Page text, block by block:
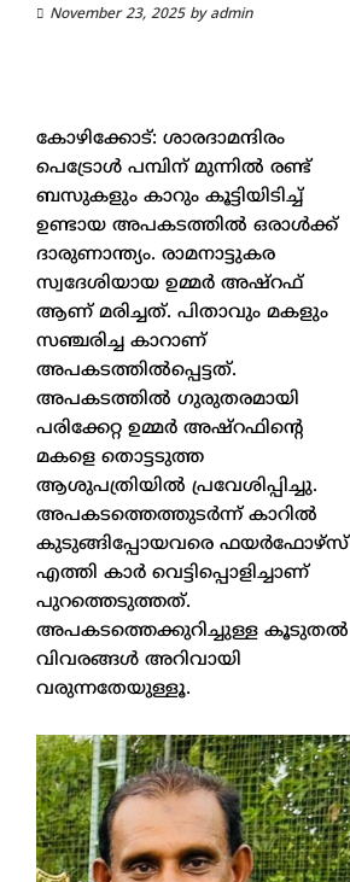
November 23, 2025by admin
കോഴിക്കോട്: ശാരദാമന്ദിരം
പെട്രോൾ പമ്പിന് മുന്നിൽ രണ്ട്
ബസുകളും കാറും കൂട്ടിയിടിച്ച്
ഉണ്ടായ അപകടത്തിൽ ഒരാൾക്ക്
ദാരുണാന്ത്യം. രാമനാട്ടുകര
സ്വദേശിയായ ഉമ്മർ അഷ്റഫ്
ആണ് മരിച്ചത്. പിതാവും മകളും
സഞ്ചരിച്ച കാറാണ്
അപകടത്തിൽപ്പെട്ടത്.
അപകടത്തിൽ ഗുരുതരമായി
പരിക്കേറ്റ ഉമ്മർ അഷ്റഫിന്റെ
മകളെ തൊട്ടടുത്ത
ആശുപത്രിയിൽ പ്രവേശിപ്പിച്ചു.
അപകടത്തെത്തുടർന്ന് കാറിൽ
കുടുങ്ങിപ്പോയവരെ ഫയർഫോഴ്‌സ്
എത്തി കാർ വെട്ടിപ്പൊളിച്ചാണ്
പുറത്തെടുത്തത്.
അപകടത്തെക്കുറിച്ചുള്ള കൂടുതൽ
വിവരങ്ങൾ അറിവായി
വരുന്നതേയുള്ളൂ.